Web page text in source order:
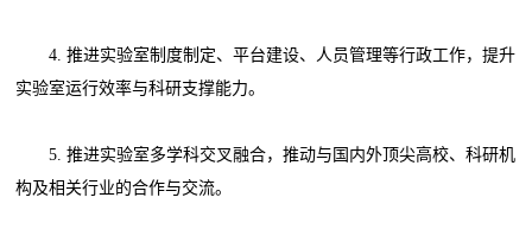
4. 推进实验室制度制定、平台建设、人员管理等行政工作，提升
实验室运行效率与科研支撑能力。
5. 推进实验室多学科交叉融合，推动与国内外顶尖高校、科研机
构及相关行业的合作与交流。